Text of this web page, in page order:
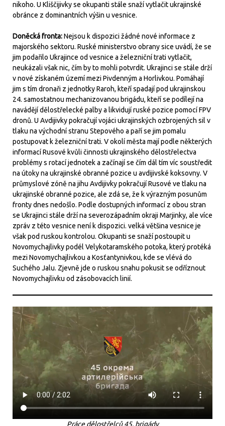
nikoho. U Kliščijivky se okupanti stále snaží vytlačit ukrajinské
obránce z dominantních výšin u vesnice.
Doněcká fronta:Nejsou k dispozici žádné nové informace z
majorského sektoru. Ruské ministerstvo obrany sice uvádí, že se
jim podařilo Ukrajince od vesnice a železniční trati vytlačit,
neukázali však nic, čím by to mohli potvrdit. Ukrajinci se stále drží
v nové získaném území mezi Pivdenným a Horlivkou. Pomáhají
jim s tím dronaři z jednotky Raroh, kteří spadají pod ukrajinskou
24. samostatnou mechanizovanou brigádu, kteří se podílejí na
navádějí dělostřelecké palby a likvidují ruské pozice pomocí FPV
dronů. U Avdijivky pokračují vojáci ukrajinských ozbrojených sil v
tlaku na východní stranu Stepového a paří se jim pomalu
postupovat k železniční trati. V okolí města mají podle některých
informací Rusové kvůli činnosti ukrajinského dělostřelectva
problémy s rotací jednotek a začínají se čím dál tím víc soustředit
na útoky na ukrajinské obranné pozice u avdijivské koksovny. V
průmyslové zóně na jihu Avdijivky pokračují Rusové ve tlaku na
ukrajinské obranné pozice, ale zdá se, že k výrazným posunům
fronty dnes nedošlo. Podle dostupných informací z obou stran
se Ukrajinci stále drží na severozápadním okraji Marjinky, ale více
zpráv z této vesnice není k dispozici. velká většina vesnice je
však pod ruskou kontrolou. Okupanti se snaží postoupit u
Novomychajlivky podél Velykotaramského potoka, který protéká
mezi Novomychajlivkou a Kosťantynivkou, kde se vlévá do
Suchého Jalu. Zjevně jde o ruskou snahu pokusit se odříznout
Novomychajlivku od zásobovacích linií.
Práce dělostřelců 45. brigády